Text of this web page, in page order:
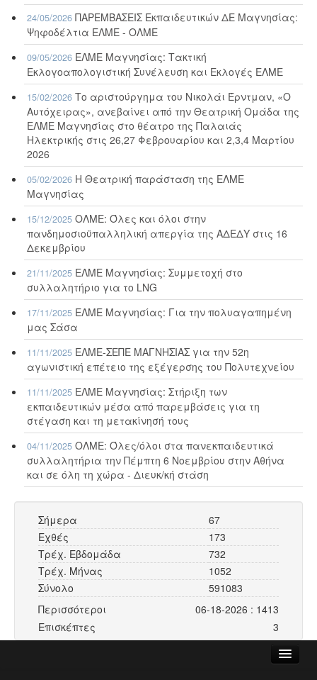
24/05/2026 ΠΑΡΕΜΒΑΣΕΙΣ Εκπαιδευτικών ΔΕ Μαγνησίας:
Ψηφοδέλτια ΕΛΜΕ - ΟΛΜΕ
09/05/2026 ΕΛΜΕ Μαγνησίας: Τακτική
Εκλογοαπολογιστική Συνέλευση και Εκλογές ΕΛΜΕ
15/02/2026 Το αριστούργημα του Νικολάι Έρντμαν, «Ο
Αυτόχειρας», ανεβαίνει από την Θεατρική Ομάδα της
ΕΛΜΕ Μαγνησίας στο θέατρο της Παλαιάς
Ηλεκτρικής στις 26,27 Φεβρουαρίου και 2,3,4 Μαρτίου
2026
05/02/2026 Η Θεατρική παράσταση της ΕΛΜΕ
Μαγνησίας
15/12/2025 ΟΛΜΕ: Όλες και όλοι στην
πανδημοσιοϋπαλληλική απεργία της ΑΔΕΔΥ στις 16
Δεκεμβρίου
21/11/2025 ΕΛΜΕ Μαγνησίας: Συμμετοχή στο
συλλαλητήριο για το LNG
17/11/2025 ΕΛΜΕ Μαγνησίας: Για την πολυαγαπημένη
μας Σάσα
11/11/2025 ΕΛΜΕ-ΣΕΠΕ ΜΑΓΝΗΣΙΑΣ για την 52η
αγωνιστική επέτειο της εξέγερσης του Πολυτεχνείου
11/11/2025 ΕΛΜΕ Μαγνησίας: Στήριξη των
εκπαιδευτικών μέσα από παρεμβάσεις για τη
στέγαση και τη μετακίνησή τους
04/11/2025 ΟΛΜΕ: Όλες/όλοι στα πανεκπαιδευτικά
συλλαλητήρια την Πέμπτη 6 Νοεμβρίου στην Αθήνα
και σε όλη τη χώρα - Διευκ/κή στάση
Σήμερα
67
Εχθές
173
Τρέχ. Εβδομάδα
732
Τρέχ. Μήνας
1052
Σύνολο
591083
Περισσότεροι
06-18-2026 : 1413
Επισκέπτες
3